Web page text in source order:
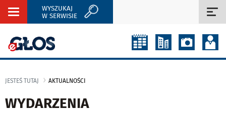
Rozwiń
WYSZUKAJ
W SERWISIE
JESTEŚ TUTAJ AKTUALNOŚCI
WYDARZENIA